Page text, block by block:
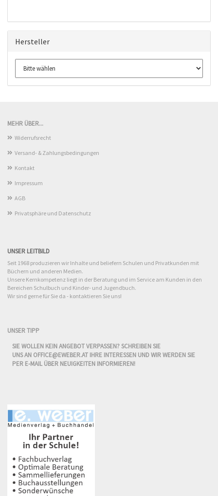
Hersteller
MEHR ÜBER...
Widerrufsrecht
Versand- & Zahlungsbedingungen
Kontakt
Impressum
AGB
Privatsphäre und Datenschutz
UNSER LEITBILD
Seit 1968 produzieren wir Inhalte und beliefern Schulen und Privatkunden mit
Büchern und anderen Medien.
Unsere Kernkompetenz liegt in der Beratung und im Service am Kunden in den
Bereichen Schulbuch und Kinder- und Jugendbuch.
Wir sind gerne für Sie da - kontaktieren Sie uns!
UNSER TIPP
SIE WOLLEN KEIN ANGEBOT VERPASSEN? SCHREIBEN SIE
UNS AN OFFICE@EWEBER.AT IHRE INTERESSEN UND WIR WERDEN SIE
PER E-MAIL ÜBER NEUIGKEITEN INFORMIEREN!